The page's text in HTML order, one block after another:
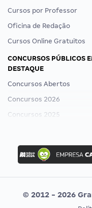
Cursos por Professor
Oficina de Redação
Cursos Online Gratuitos
CONCURSOS PÚBLICOS
DESTAQUE
Concursos Abertos
Concursos 2026
Concursos 2025
Concurso Ibama
Concurso MPU
Editais publicados
© 2012 - 2026